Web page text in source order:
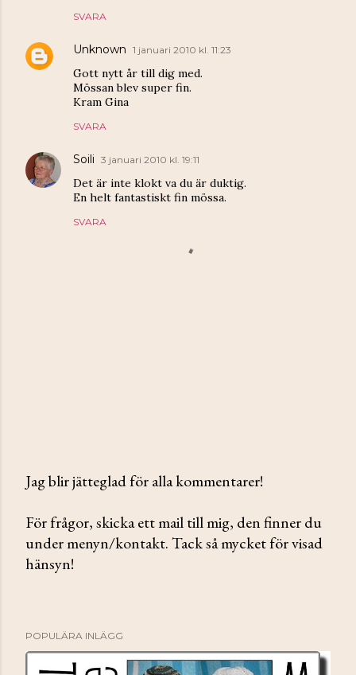
SVARA
Unknown 1 januari 2010 kl. 11:23
Gott nytt år till dig med.
Mössan blev super fin.
Kram Gina
SVARA
Soili 3 januari 2010 kl. 19:11
Det är inte klokt va du är duktig.
En helt fantastiskt fin mössa.
SVARA
k
i
c
n
Jag blir jätteglad för alla kommentarer!
För frågor, skicka ett mail till mig, den finner du
under menyn/kontakt. Tack så mycket för visad
hänsyn!
POPULÄRA INLÄGG